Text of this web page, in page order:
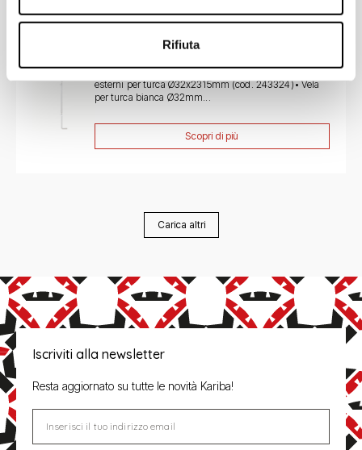
Rifiuta
Tubi di scarico e accessori per turca:• Tubi bianchi
esterni per turca Ø32x2315mm (cod. 243324)• Vela
per turca bianca Ø32mm...
Scopri di più
Carica altri
Iscriviti alla newsletter
Resta aggiornato su tutte le novità Kariba!
Inserisci il tuo indirizzo email